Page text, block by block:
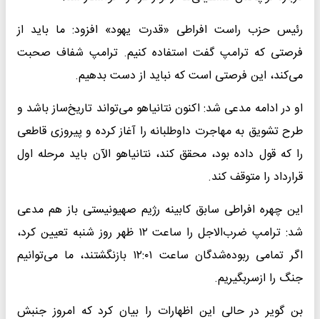
رئیس حزب راست افراطی «قدرت یهود» افزود: ما باید از
فرصتی که ترامپ گفت استفاده کنیم. ترامپ شفاف صحبت
می‌کند، این فرصتی است که نباید از دست بدهیم.
او در ادامه مدعی شد: اکنون نتانیاهو می‌تواند تاریخ‌ساز باشد و
طرح تشویق به مهاجرت داوطلبانه را آغاز کرده و پیروزی قاطعی
را که قول داده بود، محقق کند، نتانیاهو الآن باید مرحله اول
قرارداد را متوقف کند.
این چهره افراطی سابق کابینه رژیم صهیونیستی باز هم مدعی
شد: ترامپ ضرب‌الاجل را ساعت ۱۲ ظهر روز شنبه تعیین کرد،
اگر تمامی ربوده‌شدگان ساعت ۱۲:۰۱ بازنگشتند، ما می‌توانیم
جنگ را ازسربگیریم.
بن گویر در حالی این اظهارات را بیان کرد که امروز جنبش